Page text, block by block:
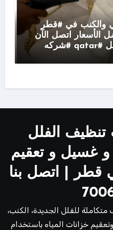
والكنب في #قطر
الأسعار اتصل الآن
الفلل
و غسيل و تعقيم
قطر | اتصل بنا
للفلل الجديدة، الكنب،
خزانات المياه باستخدام